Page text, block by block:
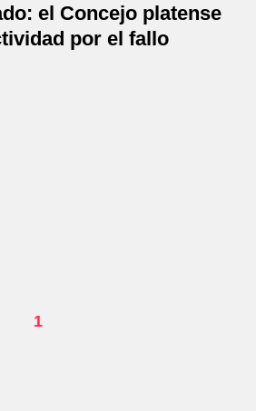
el Concejo platense
por el fallo
1